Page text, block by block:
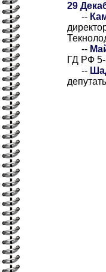
29
--
--
ГД РФ 5-
--